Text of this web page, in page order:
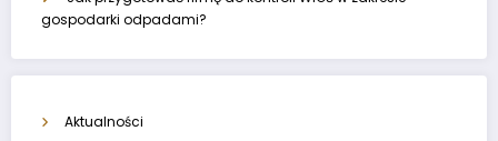
gospodarki odpadami?
Aktualności